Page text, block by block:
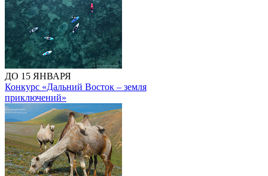
ДО 15 ЯНВАРЯ
Конкурс «Дальний Восток – земля
приключений»